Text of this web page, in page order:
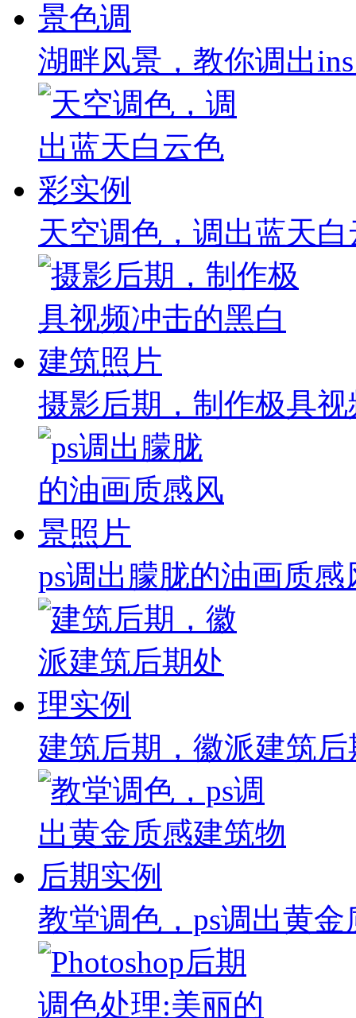
湖畔风景，教你调出
天空调色，调出蓝天
摄影后期，制作极具
ps调出朦胧的油画质感
建筑后期，徽派建筑
教堂调色，ps调出黄